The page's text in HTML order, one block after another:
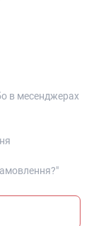
в месенджерах